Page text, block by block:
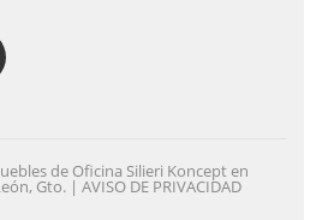
de Oficina Silieri Koncept en
Gto. | AVISO DE PRIVACIDAD